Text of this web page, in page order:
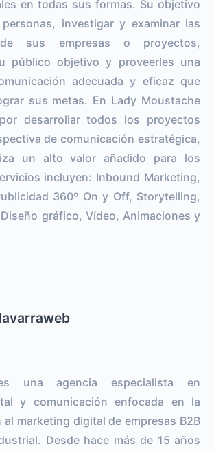
en todas sus formas. Su objetivo
investigar y examinar las
de sus empresas o proyectos,
público objetivo y proveerles una
adecuada y eficaz que
sus metas. En Lady Moustache
desarrollar todos los proyectos
de comunicación estratégica,
un alto valor añadido para los
incluyen: Inbound Marketing,
360º On y Off, Storytelling,
gráfico, Vídeo, Animaciones y
una agencia especialista en
y comunicación enfocada en la
marketing digital de empresas B2B
Desde hace más de 15 años